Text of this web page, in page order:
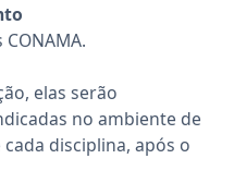
elas serão
no ambiente de
disciplina, após o